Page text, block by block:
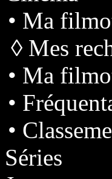
• Ma
◊ Mes
• Ma
•
•
Séries